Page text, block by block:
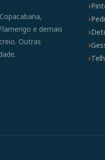
e demais
Outras